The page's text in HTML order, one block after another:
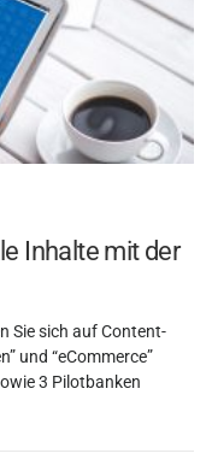
Inhalte mit der
Sie sich auf Content-
und “eCommerce”
3 Pilotbanken